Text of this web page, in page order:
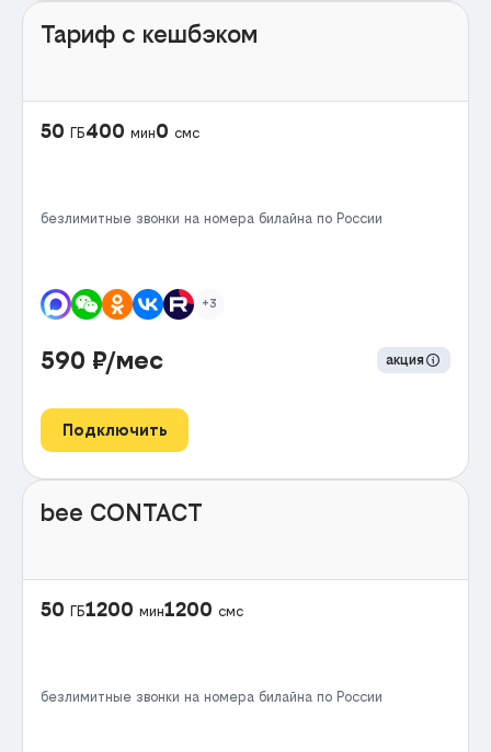
Тариф с кешбэком
50 ГБ400 мин0 смс
безлимитные звонки на номера билайна по России
+3
590 ₽/мес акция
Подключить
bee CONTACT
50 ГБ1200 мин1200 смс
безлимитные звонки на номера билайна по России